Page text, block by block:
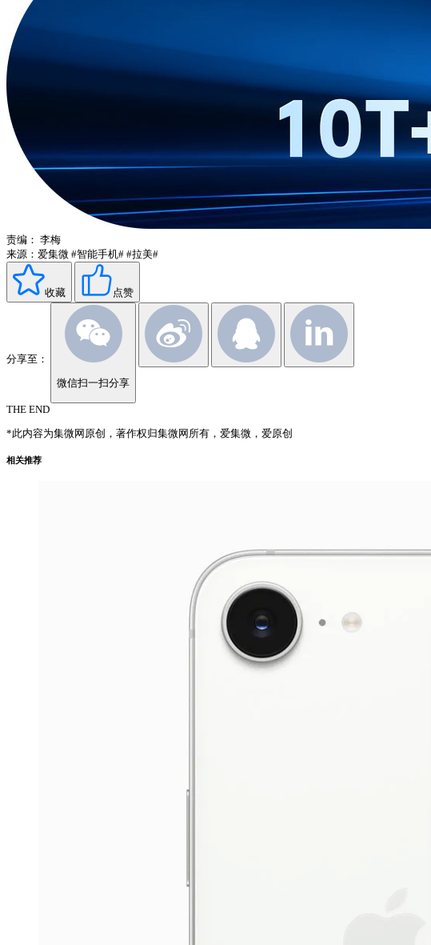
责编： 李梅
来源：爱集微 #智能手机# #拉美#
收藏 点赞
分享至：
微信扫一扫分享
THE END
*此内容为集微网原创，著作权归集微网所有，爱集微，爱原创
相关推荐